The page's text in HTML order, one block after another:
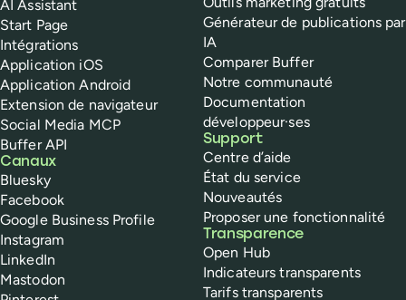
AI Assistant
Start Page
Intégrations
Application iOS
Application Android
Extension de navigateur
Social Media MCP
Buffer API
Canaux
Bluesky
Facebook
Google Business Profile
Instagram
LinkedIn
Mastodon
Générateur de publications par
IA
Comparer Buffer
Notre communauté
Documentation
développeur·ses
Support
Centre d’aide
État du service
Nouveautés
Proposer une fonctionnalité
Transparence
Open Hub
Indicateurs transparents
Tarifs transparents